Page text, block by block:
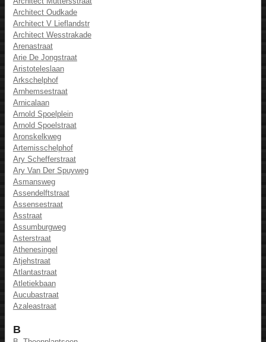
Architect Oudkade
Architect V Lieflandstr
Architect Wesstrakade
Arenastraat
Arie De Jongstraat
Aristoteleslaan
Arkschelphof
Arnhemsestraat
Arnicalaan
Arnold Spoelplein
Arnold Spoelstraat
Aronskelkweg
Artemisschelphof
Ary Schefferstraat
Ary Van Der Spuyweg
Asmansweg
Assendelftstraat
Assensestraat
Asstraat
Assumburgweg
Asterstraat
Athenesingel
Atjehstraat
Atlantastraat
Atletiekbaan
Aucubastraat
Azaleastraat
B